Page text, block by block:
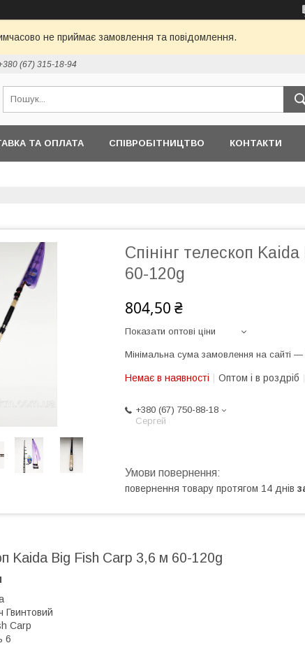
не приймає замовлення та повідомлення.
(67) 315-18-94
ТА ОПЛАТА СПІВРОБІТНИЦТВО КОНТАКТИ
Спінінг телескоп
60-120g
804,50 ₴
Показати оптові ціни
Мінімальна сума замовлення на сайті —
Немає в наявності Оптом і в роздріб
+380 (67) 750-88-18
Сергей
повернення товару протягом 14 днів
Kaida Big Fish Carp 3,6 м 60-120g
Гвинтовий
Carp
6